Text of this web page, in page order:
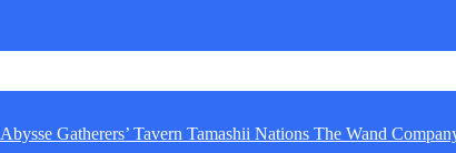
Abysse Gatherers’ Tavern Tamashii Nations The Wand